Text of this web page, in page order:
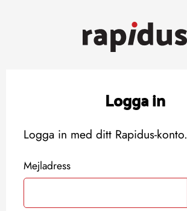
Logga in
Logga in med ditt Rapidus-konto.
Mejladress